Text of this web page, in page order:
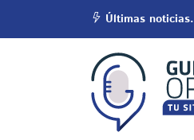
Últimas noticias.